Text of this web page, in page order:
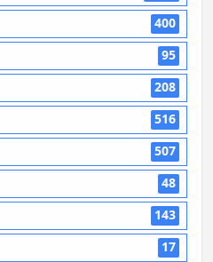
400
95
208
516
507
48
143
17